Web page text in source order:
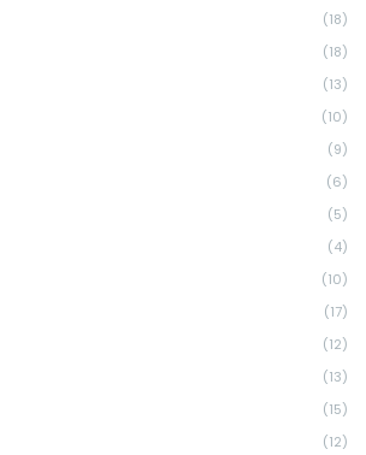
(18)
(18)
(13)
(10)
(9)
(6)
(5)
(4)
(10)
(17)
(12)
(13)
(15)
(12)